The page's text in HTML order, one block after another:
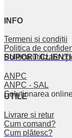
INFO
Termeni și condiții
Politica de
Politica utilizare
SUPORT CLIENȚI
ANPC
ANPC - SAL
Soluționarea
UTILE
Livrare și retur
Cum comand?
Cum plătesc?